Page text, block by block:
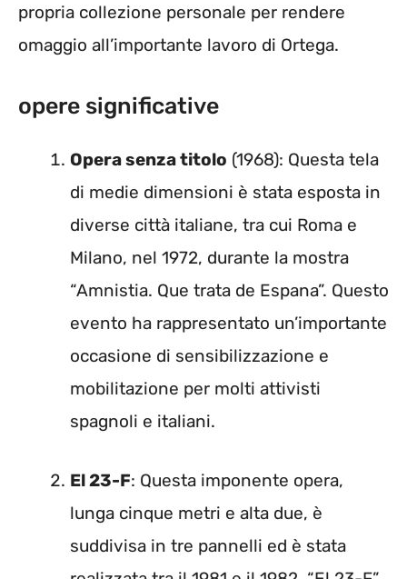
propria collezione personale per rendere
omaggio all’importante lavoro di Ortega.
opere significative
Opera senza titolo (1968): Questa tela
di medie dimensioni è stata esposta in
diverse città italiane, tra cui Roma e
Milano, nel 1972, durante la mostra
“Amnistia. Que trata de Espana”. Questo
evento ha rappresentato un’importante
occasione di sensibilizzazione e
mobilitazione per molti attivisti
spagnoli e italiani.
El 23-F: Questa imponente opera,
lunga cinque metri e alta due, è
suddivisa in tre pannelli ed è stata